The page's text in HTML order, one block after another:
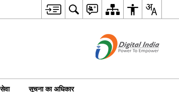
सूचना का अधिकार